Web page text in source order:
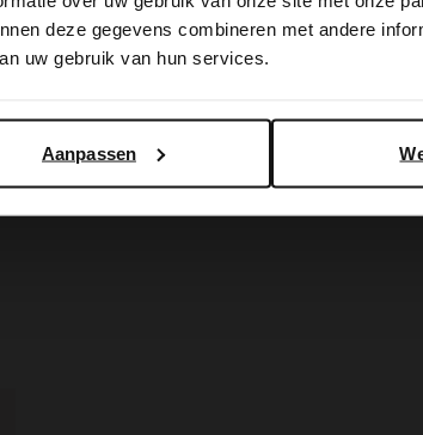
deze gegevens combineren met andere
uw gebruik van hun services.
Aanpassen